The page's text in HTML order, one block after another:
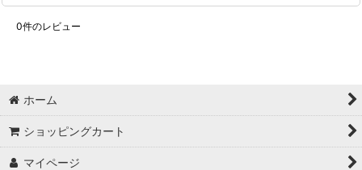
0件のレビュー
ホーム
ショッピングカート
マイページ